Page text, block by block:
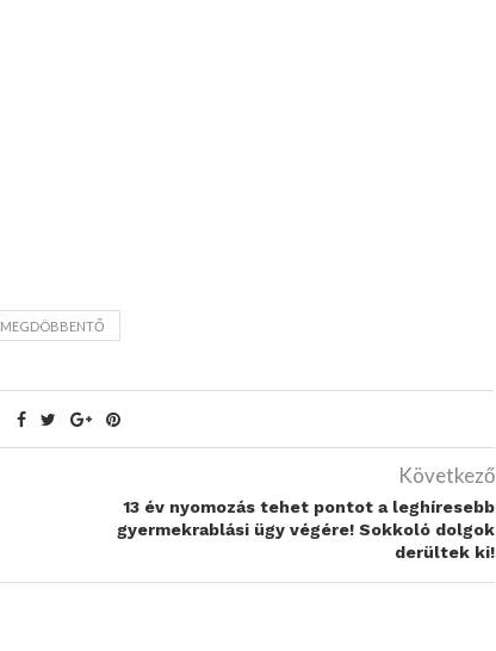
MEGDÖBBENTŐ
Következő
13 év nyomozás tehet pontot a leghíresebb
gyermekrablási ügy végére! Sokkoló dolgok
derültek ki!